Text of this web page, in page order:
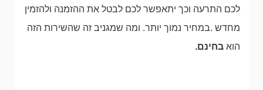
לכם התרעה וכך יתאפשר לכם לבטל את ההזמנה ולהזמין
מחדש .במחיר נמוך יותר. ומה שמגניב זה שהשירות הזה
הוא בחינם.